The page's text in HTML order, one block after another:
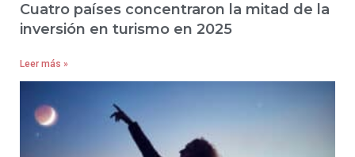
Cuatro países concentraron la mitad de la
inversión en turismo en 2025
Leer más »